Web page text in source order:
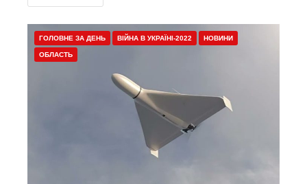
ГОЛОВНЕ ЗА ДЕНЬ ВІЙНА В УКРАЇНІ-2022 НОВИНИ
ОБЛАСТЬ